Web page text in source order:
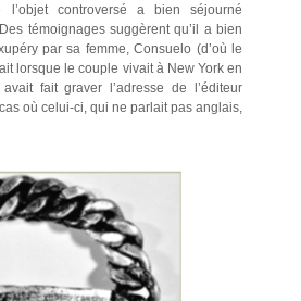
l’objet controversé a bien séjourné
témoignages suggèrent qu’il a bien
par sa femme, Consuelo (d’où le
lorsque le couple vivait à New York en
fait graver l’adresse de l’éditeur
où celui-ci, qui ne parlait pas anglais,